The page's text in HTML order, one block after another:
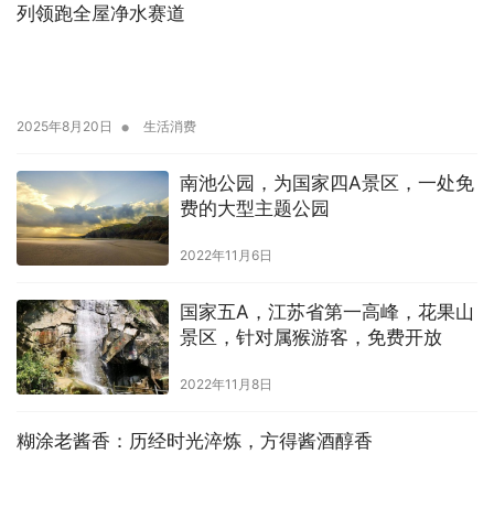
列领跑全屋净水赛道
2025年8月20日 • 生活消费
南池公园，为国家四A景区，一处免
费的大型主题公园
2022年11月6日
国家五A，江苏省第一高峰，花果山
景区，针对属猴游客，免费开放
2022年11月8日
糊涂老酱香：历经时光淬炼，方得酱酒醇香